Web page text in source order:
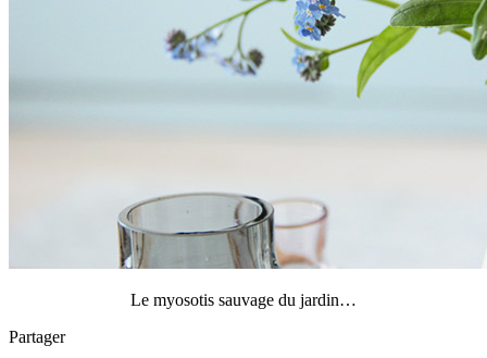
Le myosotis sauvage du jardin…
Partager